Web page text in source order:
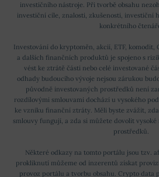
investičního nástroje. Při tvorbě obsahu
investiční cíle, znalosti, zkušenosti, investiční
konkrétního
Investování do kryptoměn, akcií, ETF,
a dalších finančních produktů je spojeno s
vést ke ztrátě části nebo celé investované
odhady budoucího vývoje nejsou zárukou
původně investovaných prostředků není
rozdílovými smlouvami dochází u vysokého
ke vzniku finanční ztráty. Měli byste zvážit,
smlouvy fungují, a zda si můžete dovolit
prostředků.
Některé odkazy na tomto portálu jsou tzv.
prokliknutí můžeme od inzerentů získat
provoz portálu a tvorbu obsahu. Crypto data